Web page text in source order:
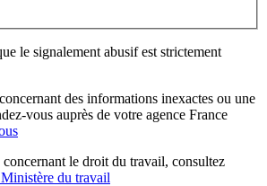
le signalement abusif est strictement
des informations inexactes ou une
vous auprès de votre agence France
le droit du travail, consultez
du travail